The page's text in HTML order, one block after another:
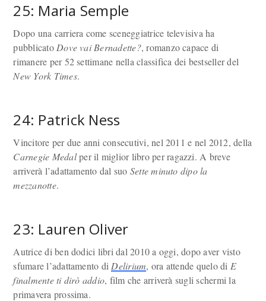
25: Maria Semple
Dopo una carriera come sceneggiatrice televisiva ha
pubblicato Dove vai Bernadette?, romanzo capace di
rimanere per 52 settimane nella classifica dei bestseller del
New York Times.
24: Patrick Ness
Vincitore per due anni consecutivi, nel 2011 e nel 2012, della
Carnegie Medalper il miglior libro per ragazzi. A breve
arriverà l’adattamento dal suo Sette minuto dipo la
mezzanotte.
23: Lauren Oliver
Autrice di ben dodici libri dal 2010 a oggi, dopo aver visto
sfumare l’adattamento di Delirium, ora attende quelo di E
finalmente ti dirò addio, film che arriverà sugli schermi la
primavera prossima.